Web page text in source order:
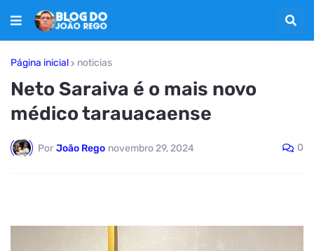
Página inicial noticias
Neto Saraiva é o mais novo
médico tarauacaense
Por João Rego novembro 29, 2024 0